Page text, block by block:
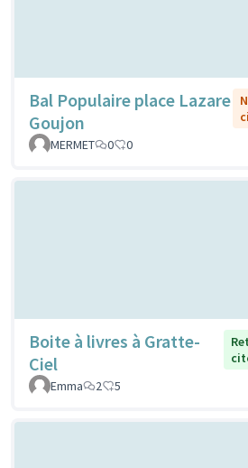
Bal Populaire place Lazare
Goujon
MERMET
0 0
Boite à livres à Gratte-
Ciel
Emma
2 5